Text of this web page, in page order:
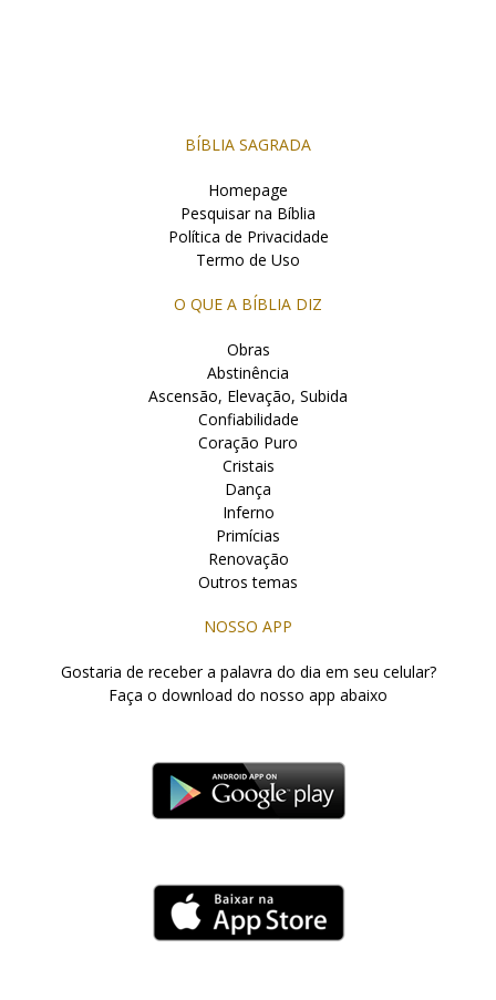
BÍBLIA SAGRADA
Homepage
Pesquisar na Bíblia
Política de Privacidade
Termo de Uso
O QUE A BÍBLIA DIZ
Obras
Abstinência
Ascensão, Elevação, Subida
Confiabilidade
Coração Puro
Cristais
Dança
Inferno
Primícias
Renovação
Outros temas
NOSSO APP
Gostaria de receber a palavra do dia em seu celular?
Faça o download do nosso app abaixo